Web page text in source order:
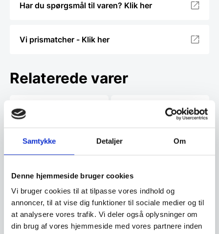
Samtykke Detaljer Om
Denne hjemmeside bruger cookies
Vi bruger cookies til at tilpasse vores indhold og
annoncer, til at vise dig funktioner til sociale medier og til
at analysere vores trafik. Vi deler også oplysninger om
din brug af vores hjemmeside med vores partnere inden
Har du spørgsmål til varen? Klik her
Vi prismatcher - Klik her
Relaterede varer
Alfi Kugle Termokande
0,94 liter Frost desert
grey
Den klassiske kuglekande er
designet af Ole Palsby i 1985,
der navngav den…
349,95 DKK
Alfi Skyline Termokande 1
liter Rød
Alfi Skyline kombinerer cool stil
med høj funktionalitet i
køkkenet og på…
799,95 DKK